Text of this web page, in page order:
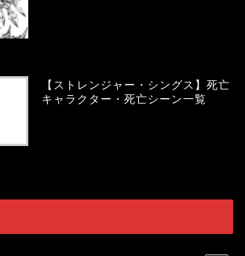
【ストレンジャー・シングス】死亡
キャラクター・死亡シーン一覧